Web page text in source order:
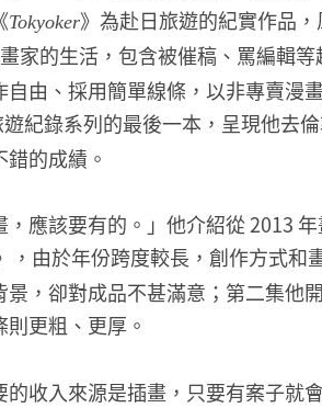
Tokyoker》為赴日旅遊的紀實作品
家的生活，包含被催稿、罵編輯
由、採用簡單線條，以非專賣漫
紀錄系列的最後一本，呈現他去
的成績。
，應該要有的。」他介紹從 2013
，由於年份跨度較長，創作方式和
，卻對成品不甚滿意；第二集他
更粗、更厚。
的收入來源是插畫，只要有案子就